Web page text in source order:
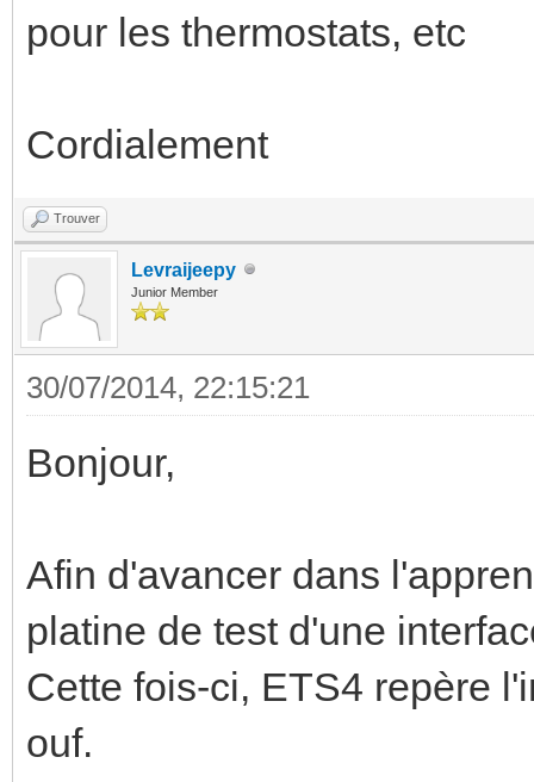
pour les thermostats, etc
Cordialement
Trouver
Levraijeepy
Junior Member
30/07/2014, 22:15:21
Bonjour,
Afin d'avancer dans
platine de test d'une
Cette fois-ci, ETS4 repère
ouf.